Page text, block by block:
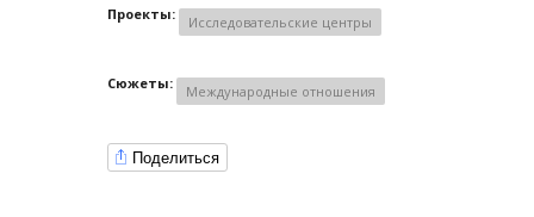
Проекты: Исследовательские центры
Сюжеты: Международные отношения
Поделиться